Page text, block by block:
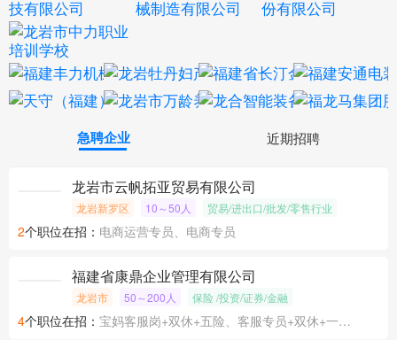
急聘企业 近期招聘
龙岩市云帆拓亚贸易有限公司
龙岩新罗区 10～50人 贸易/进出口/批发/零售行业
2个职位在招： 电商运营专员、电商专员
福建省康鼎企业管理有限公司
龙岩市 50～200人 保险 /投资/证券/金融
4个职位在招： 宝妈客服岗+双休+五险、客服专员+双休+一天5.5小时+五险、信用卡分期专员+大小周+五险